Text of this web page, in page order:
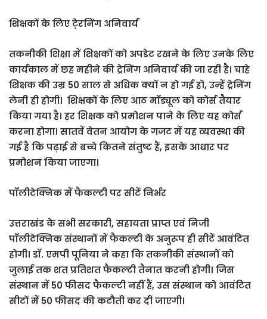
शिक्षकों के लिए टे्रनिंग अनिवार्य
तकनीकी शिक्षा में शिक्षकों को अपडेट रखने के लिए उनके लिए
कार्यकाल में छह महीने की ट्रेनिंग अनिवार्य की जा रही है। चाहे
शिक्षक की उम्र 50 साल से अधिक क्यों न हो गई हो, उन्हें ट्रेनिंग
लेनी ही होगी। शिक्षकों के लिए आठ मॉड्यूल को कोर्स तैयार
किया गया है। हर शिक्षक को प्रमोशन पाने के लिए यह कोर्स
करना होगा। सातवें वेतन आयोग के गजट में यह व्यवस्था की
गई है कि पढ़ाई से बच्चे कितने संतुष्ट हैं, इसके आधार पर
प्रमोशन किया जाएगा।
पॉलीटेक्निक में फैकल्टी पर सीटें निर्भर
उत्तराखंड के सभी सरकारी, सहायता प्राप्त एवं निजी
पॉलीटेक्निक संस्थानों में फैकल्टी के अनुरूप ही सीटें आवंटित
होगी। डॉ. एमपी पूनिया ने कहा कि तकनीकी संस्थानों को
जुलाई तक शत प्रतिशत फैकल्टी तैनात करनी होगी। जिस
संस्थान में 50 फीसद फैकल्टी नहीं हैं, उस संस्थान को आवंटित
सीटों में 50 फीसद की कटौती कर दी जाएगी।